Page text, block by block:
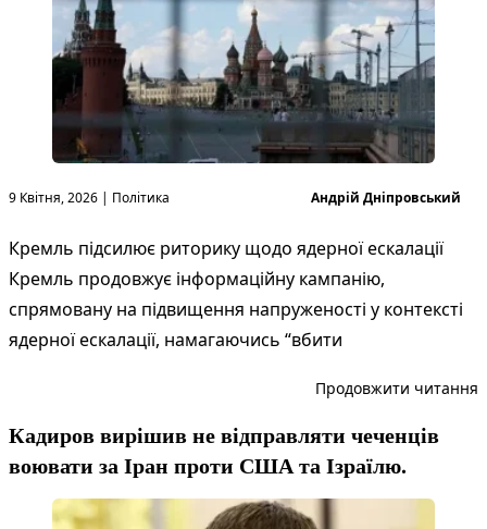
9 Квітня, 2026 | Політика
Опубліковано
Андрій Дніпровський
Кремль підсилює риторику щодо ядерної ескалації
Кремль продовжує інформаційну кампанію,
спрямовану на підвищення напруженості у контексті
ядерної ескалації, намагаючись “вбити
Продовжити читання
Кадиров вирішив не відправляти чеченців
воювати за Іран проти США та Ізраїлю.